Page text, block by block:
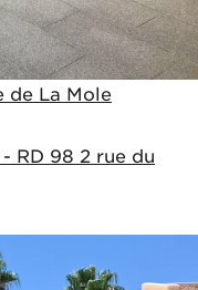
de La Mole
RD 98 2 rue du